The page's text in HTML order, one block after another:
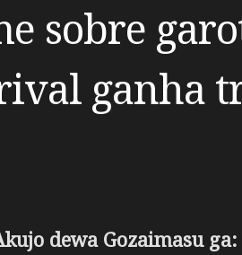
sobre
ganha
dewa Gozaimasu ga: